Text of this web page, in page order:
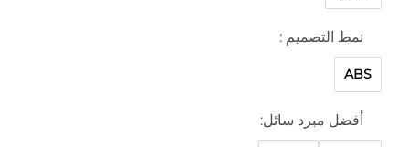
نمط التصميم :
ABS
أفضل مبرد سائل: